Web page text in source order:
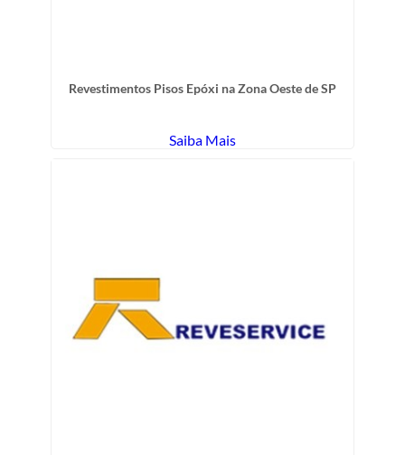
Revestimentos Pisos Epóxi na Zona Oeste de SP
Saiba Mais